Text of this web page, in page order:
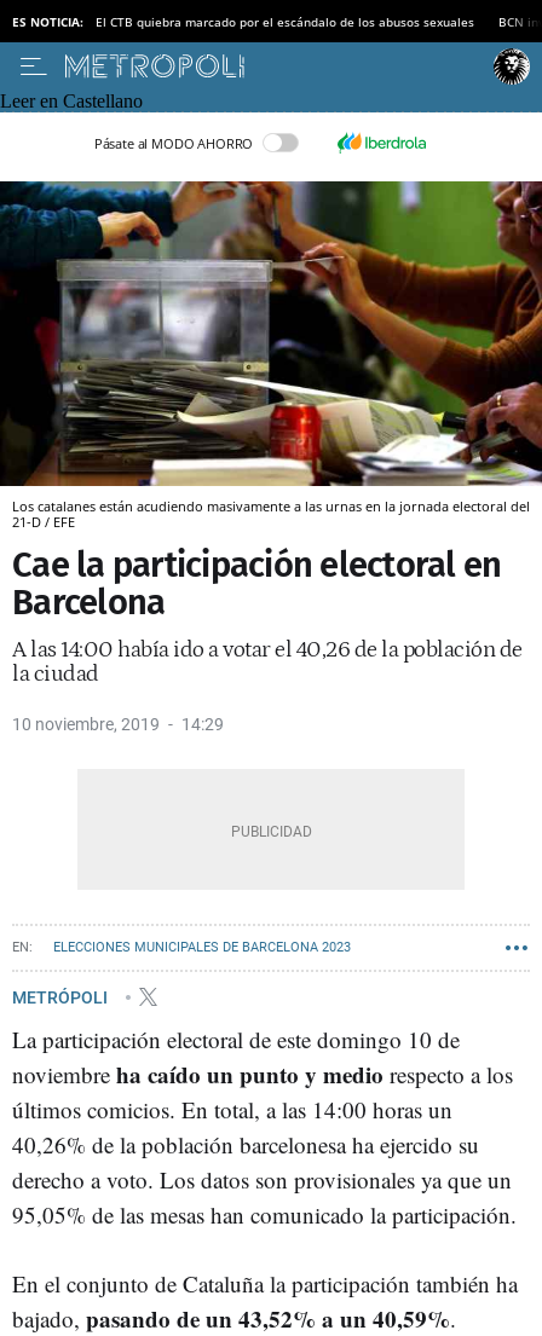
ES NOTICIA: El CTB quiebra marcado por el escándalo de los abusos sexuales BCN
Leer en Castellano
Pásate al MODO AHORRO
Los catalanes están acudiendo masivamente a las urnas en la jornada electoral del
21-D / EFE
Cae la participación electoral en
Barcelona
A las 14:00 había ido a votar el 40,26 de la población de
la ciudad
10 noviembre, 2019 14:29
ELECCIONES MUNICIPALES DE BARCELONA 2023
METRÓPOLI
La participación electoral de este domingo 10 de
noviembre ha caído un punto y medio respecto a los
últimos comicios. En total, a las 14:00 horas un
40,26% de la población barcelonesa ha ejercido su
derecho a voto. Los datos son provisionales ya que un
95,05% de las mesas han comunicado la participación.
En el conjunto de Cataluña la participación también ha
bajado, pasando de un 43,52% a un 40,59%.